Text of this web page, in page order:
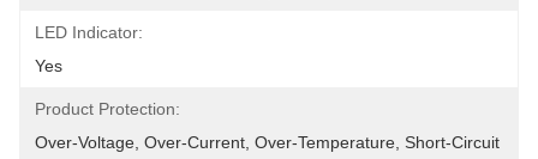
LED Indicator:
Yes
Product Protection:
Over-Voltage, Over-Current, Over-Temperature, Short-Circuit